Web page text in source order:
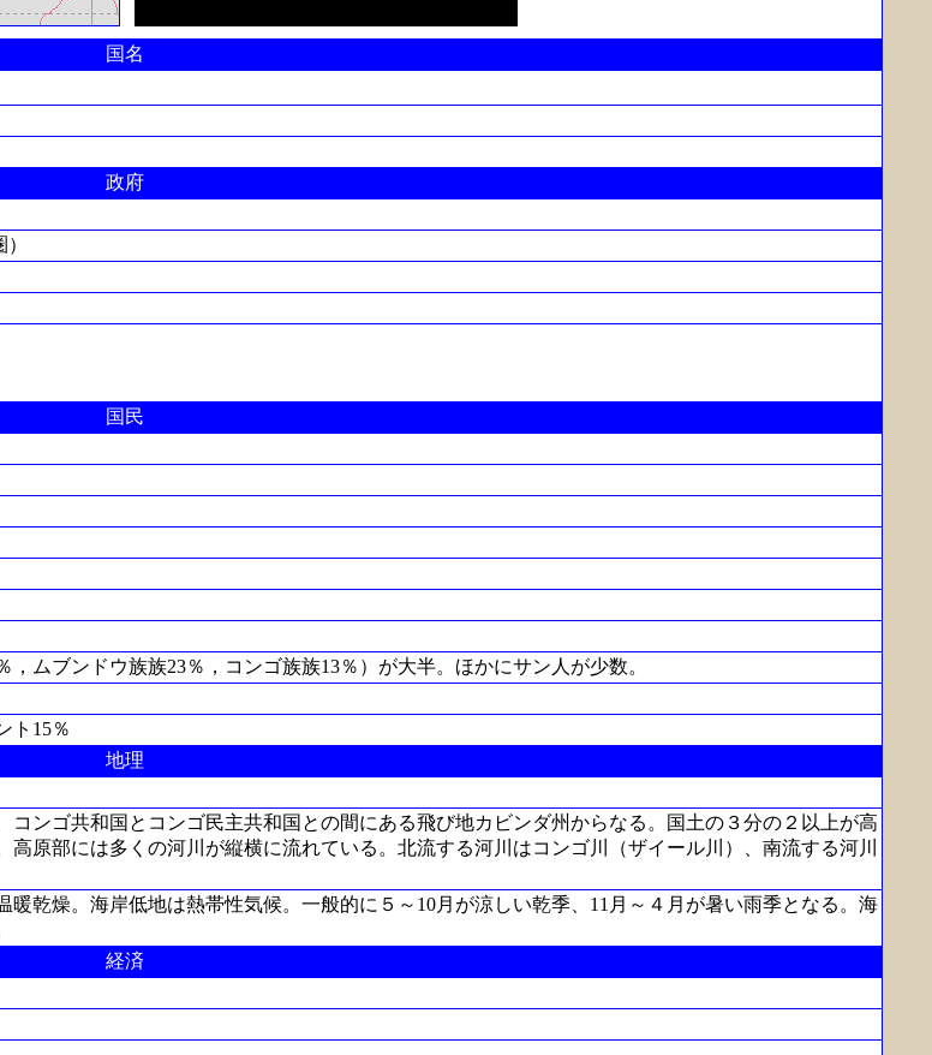
国名
政府
国民
ムブンドウ族族23％，コンゴ族族13％）が大半。ほかにサン人が少数。
ト15％
地理
コンゴ共和国とコンゴ民主共和国との間にある飛び地カビンダ州からなる。国土の３分の２以上が高
高原部には多くの河川が縦横に流れている。北流する河川はコンゴ川（ザイール川）、南流する河川
乾燥。海岸低地は熱帯性気候。一般的に５～10月が涼しい乾季、11月～４月が暑い雨季となる。海
経済